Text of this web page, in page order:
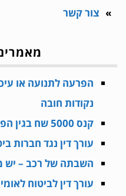
צור קשר
נקודות חובה
קנס 5000 שח בגין הפרת צו בריאות העם
עורך דין נגד חברות
השבתה של רכב – יש
עורך דין לביטוח לאומי